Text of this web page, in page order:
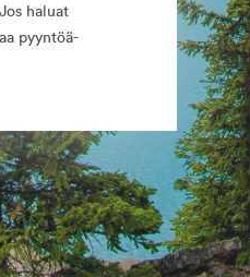
haluat
pyyntöä-